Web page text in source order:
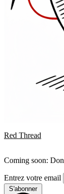
Red Thread
Coming soon:
Entrez votre email
S'abonner